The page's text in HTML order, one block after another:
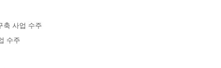
축 사업 수주
수주